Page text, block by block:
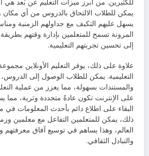
للكثيرين. من أبرز ميزات التعليم عن بُعد هي
يمكن للطلاب الالتحاق بالدروس من أي
يسهل عليهم التكيف مع جداولهم الزمنية
المرونة تسمح للمتعلمين بإدارة وقتهم
إلى تحسين تجربتهم التعليمية.
علاوة على ذلك، يوفر التعليم الأونلاين
التعليمية. يمكن للطلاب الوصول إلى الدروس،
والمستندات بسهولة، مما يعزز من عملية
على الإنترنت تكون عادةً متجددة وثرية، مما
البقاء على اطلاع دائم بأحدث المعلومات في
ذلك، يمكن للمتعلمين التفاعل مع معلمين
العالم، وهذا يساهم في توسيع آفاق معرفتهم
والتبادل الثقافي.